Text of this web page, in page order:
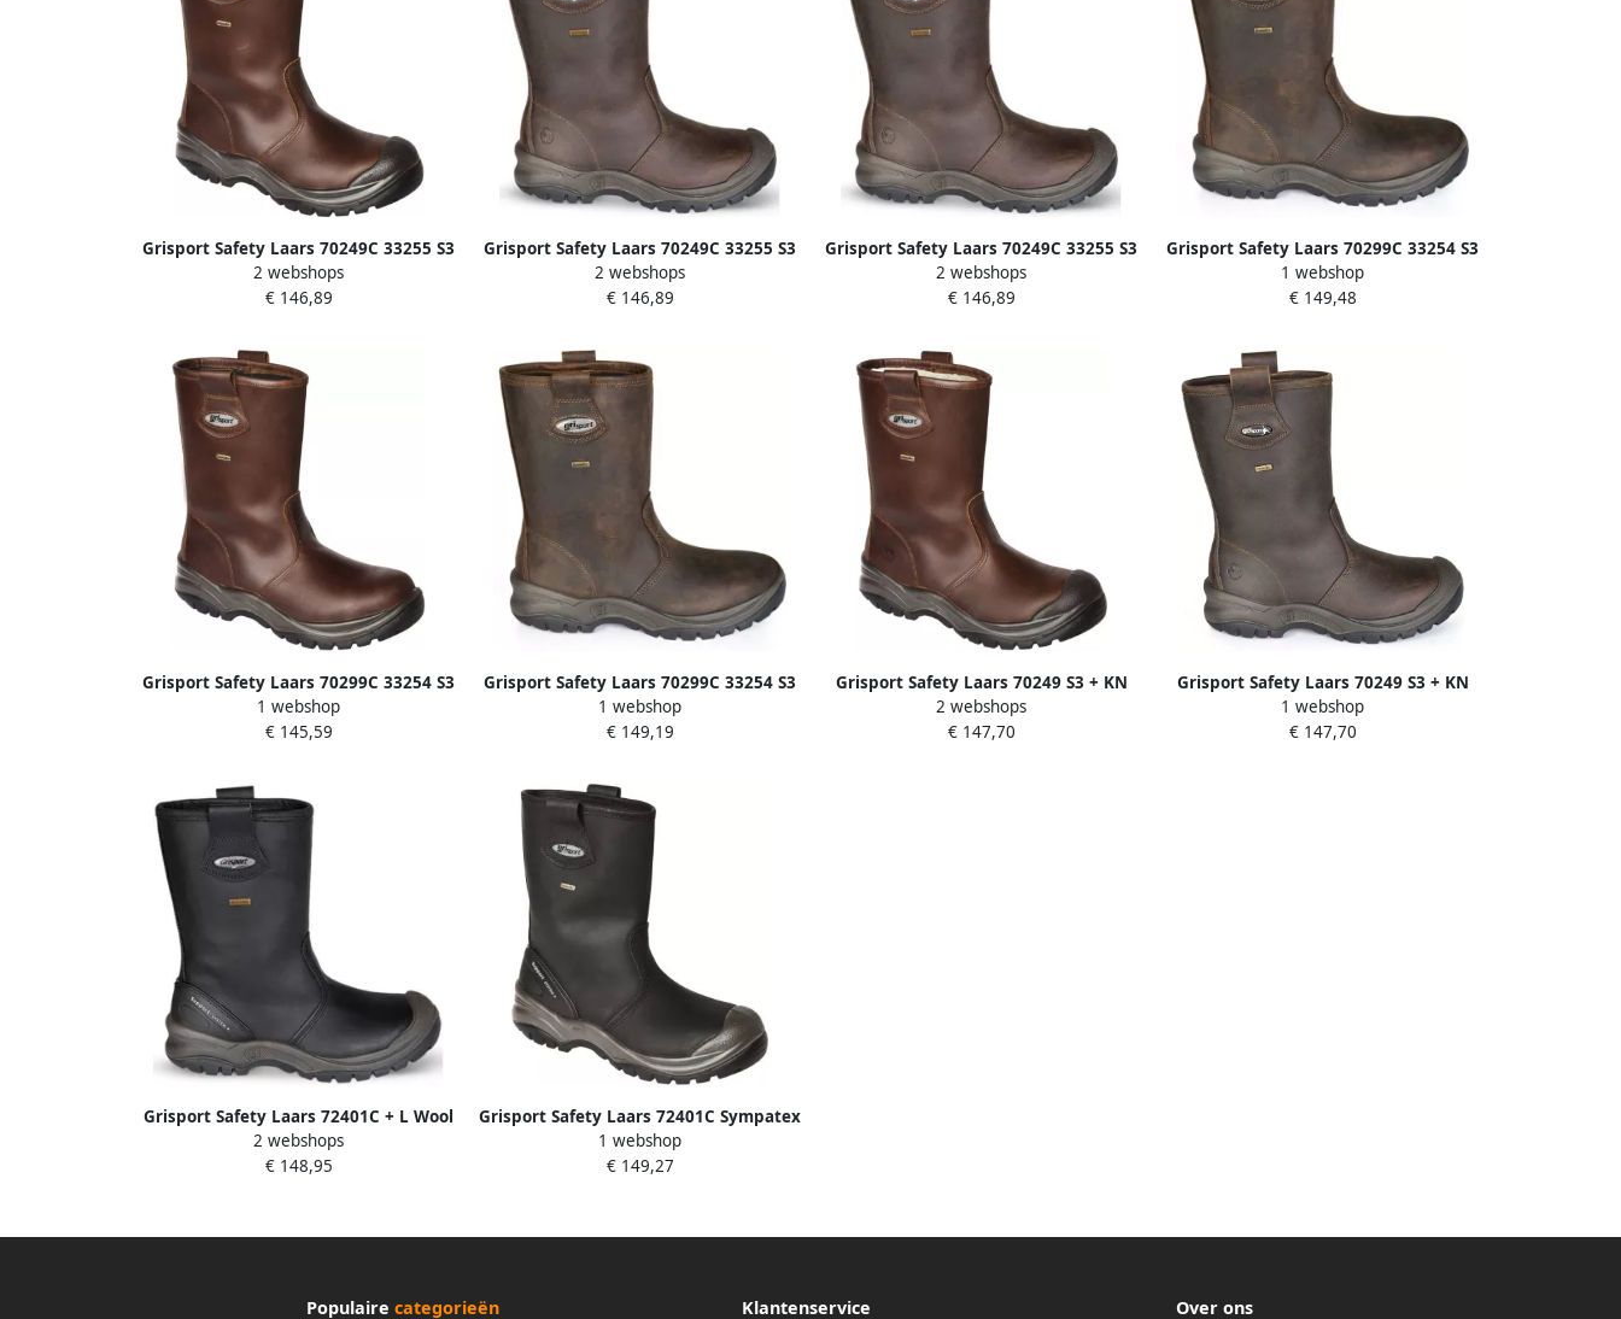
Grisport Safety Laars 70249C 33255 S3
Sympatex Bruin 11.049.016.45
2 webshops
€ 146,89
Grisport Safety Laars 70249C 33255 S3
Sympatex Bruin 11.049.016.48
2 webshops
€ 146,89
Grisport Safety Laars 70249C 33255 S3
Sympatex Bruin 11.049.016.46
2 webshops
€ 146,89
Grisport Safety Laars 70299C 33254 S3
Sympatex Bruin 11.049.015.41
1 webshop
€ 149,48
Grisport Safety Laars 70299C 33254 S3
Sympatex Bruin 11.049.015.47
1 webshop
€ 145,59
Grisport Safety Laars 70299C 33254 S3
Sympatex Bruin 11.049.015.48
1 webshop
€ 149,19
Grisport Safety Laars 70249 S3 + KN
L+L Wool Bruin 11.049.025.43
2 webshops
€ 147,70
Grisport Safety Laars 70249 S3 + KN
L+L Wool Bruin 11.049.025.48
1 webshop
€ 147,70
Grisport Safety Laars 72401C + L Wool
Zwart 11.049.021.39
2 webshops
€ 148,95
Grisport Safety Laars 72401C Sympatex
Zwart 11.049.020.40
1 webshop
€ 149,27
Populaire categorieën Klantenservice Over ons